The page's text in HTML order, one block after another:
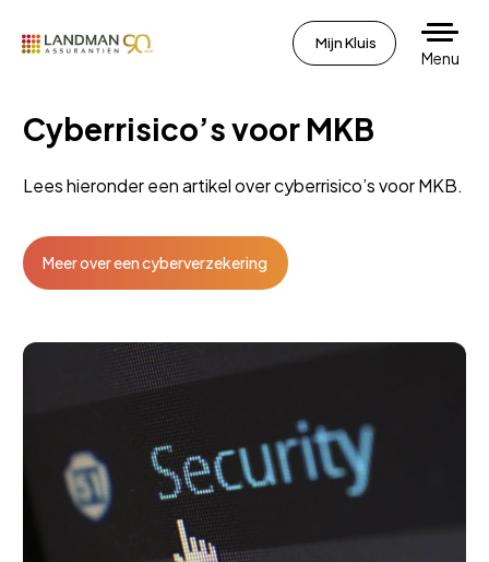
Mijn Kluis
Menu
Cyberrisico’s voor MKB
Lees hieronder een artikel over cyberrisico’s voor MKB.
Meer over een cyberverzekering